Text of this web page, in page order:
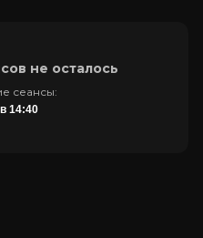
не осталось
сеансы:
14:40